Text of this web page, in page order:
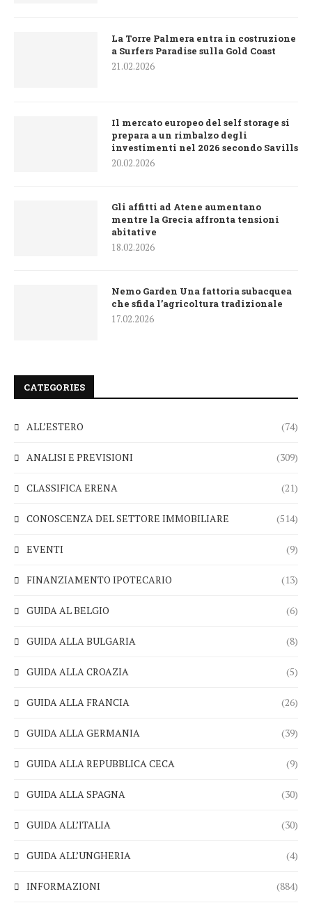
La Torre Palmera entra in costruzione
a Surfers Paradise sulla Gold Coast
21.02.2026
Il mercato europeo del self storage si
prepara a un rimbalzo degli
investimenti nel 2026 secondo Savills
20.02.2026
Gli affitti ad Atene aumentano
mentre la Grecia affronta tensioni
abitative
18.02.2026
Nemo Garden Una fattoria subacquea
che sfida l’agricoltura tradizionale
17.02.2026
CATEGORIES
ALL’ESTERO (74)
ANALISI E PREVISIONI (309)
CLASSIFICA ERENA (21)
CONOSCENZA DEL SETTORE IMMOBILIARE (514)
EVENTI (9)
FINANZIAMENTO IPOTECARIO (13)
GUIDA AL BELGIO (6)
GUIDA ALLA BULGARIA (8)
GUIDA ALLA CROAZIA (5)
GUIDA ALLA FRANCIA (26)
GUIDA ALLA GERMANIA (39)
GUIDA ALLA REPUBBLICA CECA (9)
GUIDA ALLA SPAGNA (30)
GUIDA ALL’ITALIA (30)
GUIDA ALL’UNGHERIA (4)
INFORMAZIONI (884)